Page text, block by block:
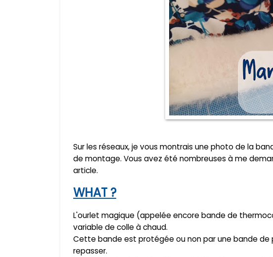
Sur les réseaux, je vous montrais une photo de la
de montage. Vous avez été nombreuses à me
article.
WHAT ?
L'ourlet magique (appelée encore bande de
variable de colle à chaud.
Cette bande est protégée ou non par une bande de
repasser.